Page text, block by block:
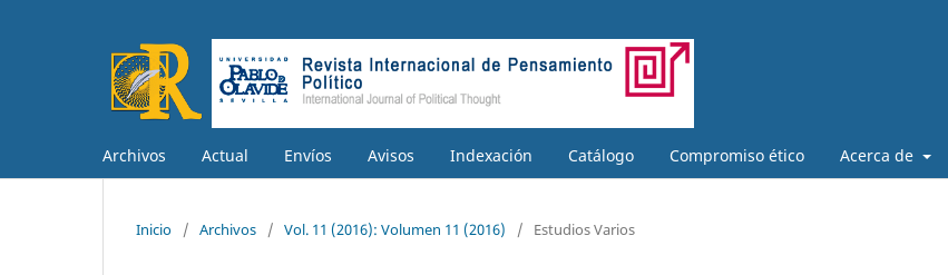
Archivos Actual Envíos Avisos Indexación Catálogo Compromiso ético Acerca de
Inicio / Archivos / Vol. 11 (2016): Volumen 11 (2016) / Estudios Varios